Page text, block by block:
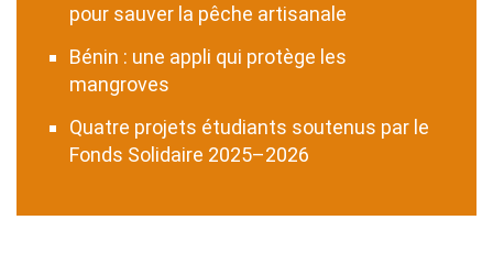
pour sauver la pêche artisanale
Bénin : une appli qui protège les
mangroves
Quatre projets étudiants soutenus par le
Fonds Solidaire 2025–2026